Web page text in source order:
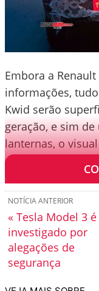
Embora a
informações,
Kwid serão
geração, e sim
lanternas, o
elétrico baseado
NOTÍCIA ANTERIOR
« Tesla Model 3 é
investigado por
alegações de
segurança